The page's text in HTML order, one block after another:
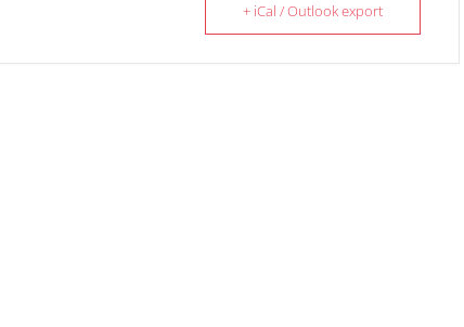
+ iCal / Outlook export